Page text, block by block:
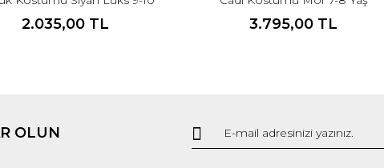
2.035,00 TL 3.795,00 TL
OLUN